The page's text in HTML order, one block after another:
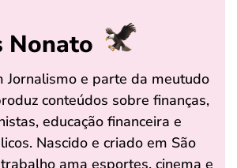
Nonato
Jornalismo e parte da meutudo
conteúdos sobre finanças,
educação financeira e
Nascido e criado em São
ama esportes, cinema e